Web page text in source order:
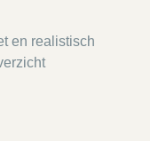
en realistisch